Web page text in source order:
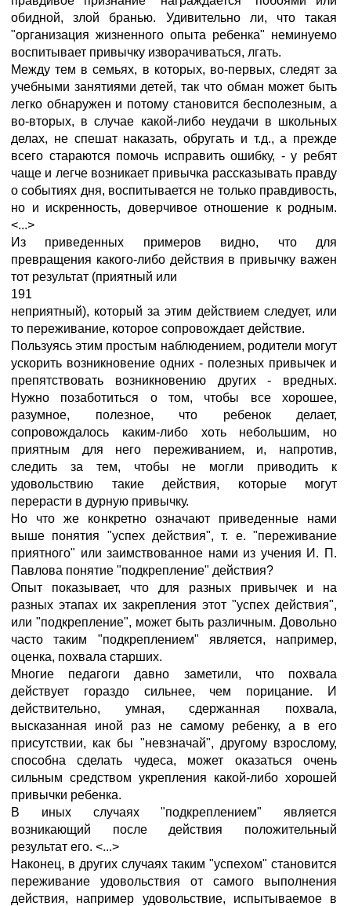
обидной, злой бранью. Удивительно ли, что такая
"организация жизненного опыта ребенка" неминуемо
воспитывает привычку изворачиваться, лгать.
Между тем в семьях, в которых, во-первых, следят за
учебными занятиями детей, так что обман может быть
легко обнаружен и потому становится бесполезным, а
во-вторых, в случае какой-либо неудачи в школьных
делах, не спешат наказать, обругать и т.д., а прежде
всего стараются помочь исправить ошибку, - у ребят
чаще и легче возникает привычка рассказывать правду
о событиях дня, воспитывается не только правдивость,
но и искренность, доверчивое отношение к родным.
<...>
Из приведенных примеров видно, что для
превращения какого-либо действия в привычку важен
тот результат (приятный или
191
неприятный), который за этим действием следует, или
то переживание, которое сопровождает действие.
Пользуясь этим простым наблюдением, родители могут
ускорить возникновение одних - полезных привычек и
препятствовать возникновению других - вредных.
Нужно позаботиться о том, чтобы все хорошее,
разумное, полезное, что ребенок делает,
сопровождалось каким-либо хоть небольшим, но
приятным для него переживанием, и, напротив,
следить за тем, чтобы не могли приводить к
удовольствию такие действия, которые могут
перерасти в дурную привычку.
Но что же конкретно означают приведенные нами
выше понятия "успех действия", т. е. "переживание
приятного" или заимствованное нами из учения И. П.
Павлова понятие "подкрепление" действия?
Опыт показывает, что для разных привычек и на
разных этапах их закрепления этот "успех действия",
или "подкрепление", может быть различным. Довольно
часто таким "подкреплением" является, например,
оценка, похвала старших.
Многие педагоги давно заметили, что похвала
действует гораздо сильнее, чем порицание. И
действительно, умная, сдержанная похвала,
высказанная иной раз не самому ребенку, а в его
присутствии, как бы "невзначай", другому взрослому,
способна сделать чудеса, может оказаться очень
сильным средством укрепления какой-либо хорошей
привычки ребенка.
В иных случаях "подкреплением" является
возникающий после действия положительный
результат его. <...>
Наконец, в других случаях таким "успехом" становится
переживание удовольствия от самого выполнения
действия, например удовольствие, испытываемое в